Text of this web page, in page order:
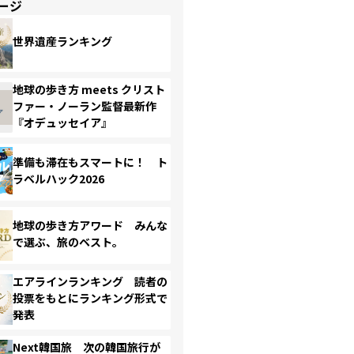
ジ
世界遺産ランキング
地球の歩き方 meets クリスト
ファー・ノーラン監督最新作
『オデュッセイア』
準備も滞在もスマートに！ ト
ラベルハック2026
地球の歩き方アワード みんな
で選ぶ、旅のベスト。
エアラインランキング 読者の
投票をもとにランキング形式で
発表
Next韓国旅 次の韓国旅行が